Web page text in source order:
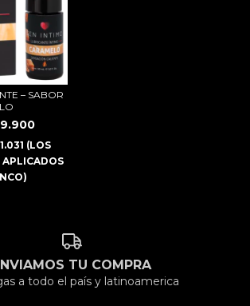
– SABOR
(LOS
APLICADOS
TU COMPRA
a todo el país y latinoamerica